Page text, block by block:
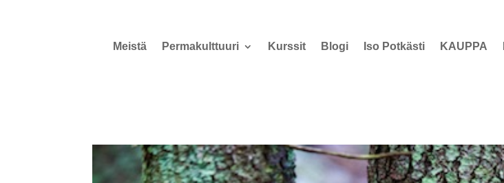
Meistä Permakulttuuri Kurssit Blogi Iso Potkästi KAUPPA